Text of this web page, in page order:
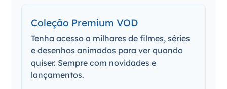
Coleção Premium VOD
Tenha acesso a milhares de filmes, séries
e desenhos animados para ver quando
quiser. Sempre com novidades e
lançamentos.